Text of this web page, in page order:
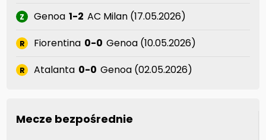
Z Genoa 1-2 AC Milan (17.05.2026)
R Fiorentina 0-0 Genoa (10.05.2026)
R Atalanta 0-0 Genoa (02.05.2026)
Mecze bezpośrednie